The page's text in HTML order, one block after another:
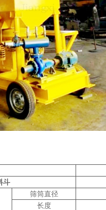
斗
筛筒直径
长度